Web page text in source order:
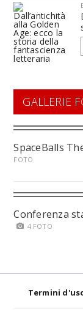
GALLERIE
SpaceBalls
FOTO
Conferenza
4 FOTO
Termini